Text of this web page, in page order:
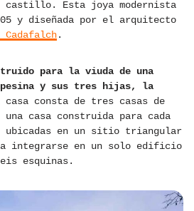
castillo. Esta joya modernista
y diseñada por el arquitecto
.
para la viuda de una
y sus tres hijas, la
casa consta de tres casas de
casa construida para cada
ubicadas en un sitio triangular
integrarse en un solo edificio
esquinas.